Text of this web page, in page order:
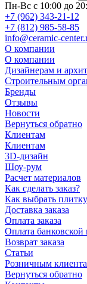
Пн-Вс с 10:00 до
+7 (962) 343-21-12
+7 (812) 985-58-85
info@ceramic-
О компании
О компании
Дизайнерам и
Строительным
Бренды
Отзывы
Новости
Вернуться обратно
Клиентам
Клиентам
3D-дизайн
Шоу-рум
Расчет материалов
Как сделать заказ?
Как выбрать
Доставка заказа
Оплата заказа
Оплата банковской
Возврат заказа
Статьи
Розничным
Вернуться обратно